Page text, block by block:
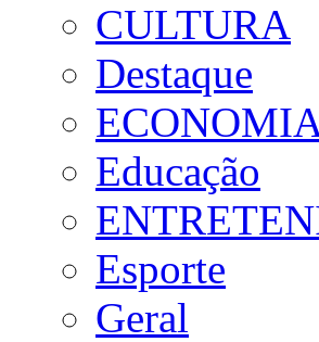
CULTURA
Destaque
Educação
Esporte
Geral